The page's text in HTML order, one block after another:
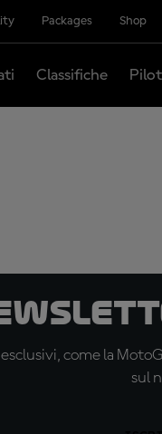
Packages Shop
Classifiche
come la
sul